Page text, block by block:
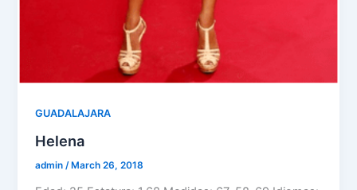
GUADALAJARA
Helena
admin /March 26, 2018